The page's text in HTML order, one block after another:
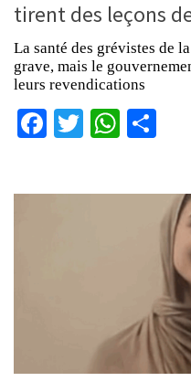
tirent des leçons
La santé des grévistes de
grave, mais le
leurs revendications
Facebook
Twitter